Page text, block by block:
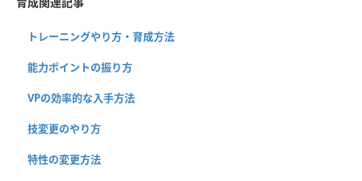
トレーニングやり方・育成方法
能力ポイントの振り方
VPの効率的な入手方法
技変更のやり方
特性の変更方法